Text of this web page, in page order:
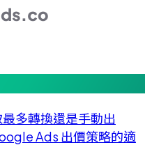
多轉換還是手動出
Ads 出價策略的適